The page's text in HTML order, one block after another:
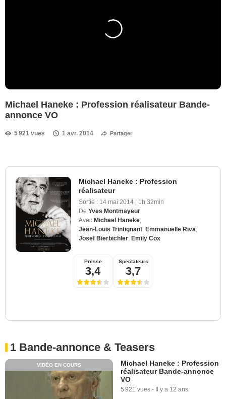
Michael Haneke : Profession réalisateur Bande-
annonce VO
5 921 vues 1 avr. 2014 Partager
Michael Haneke : Profession
réalisateur
Sortie : 14 mai 2014 | 1h 32min
De Yves Montmayeur
Avec Michael Haneke
Jean-Louis Trintignant Emmanuelle Riva
Josef Bierbichler Emily Cox
Presse
3,4
Spectateurs
3,7
1 Bande-annonce & Teasers
VIDÉO EN COURS
Michael Haneke : Profession
réalisateur Bande-annonce
VO
5 921 vues - Il y a 12 ans